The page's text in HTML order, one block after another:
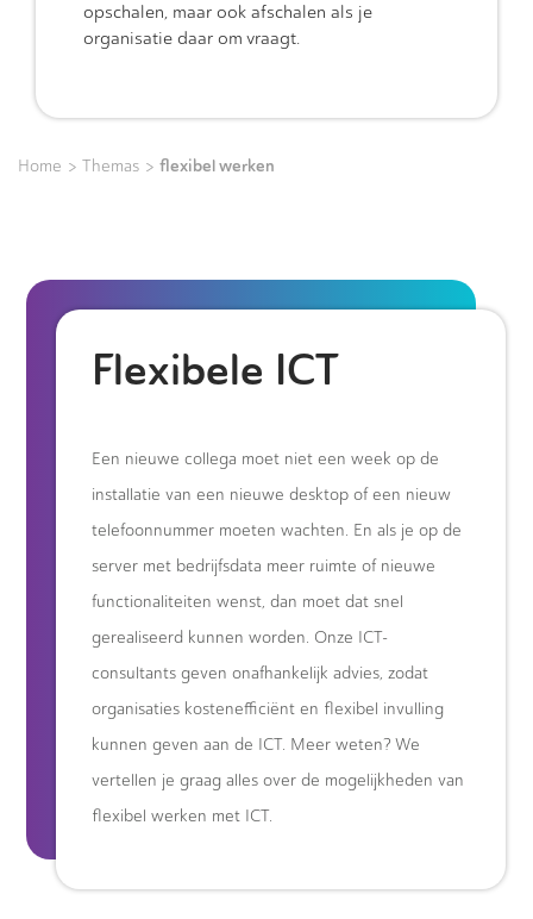
opschalen, maar ook afschalen als je
organisatie daar om vraagt.
Home > Themas > flexibel werken
Flexibele ICT
Een nieuwe collega moet niet een week op de
installatie van een nieuwe desktop of een nieuw
telefoonnummer moeten wachten. En als je op de
server met bedrijfsdata meer ruimte of nieuwe
functionaliteiten wenst, dan moet dat snel
gerealiseerd kunnen worden. Onze ICT-
consultants geven onafhankelijk advies, zodat
organisaties kostenefficiënt en flexibel invulling
kunnen geven aan de ICT. Meer weten? We
vertellen je graag alles over de mogelijkheden van
flexibel werken met ICT.